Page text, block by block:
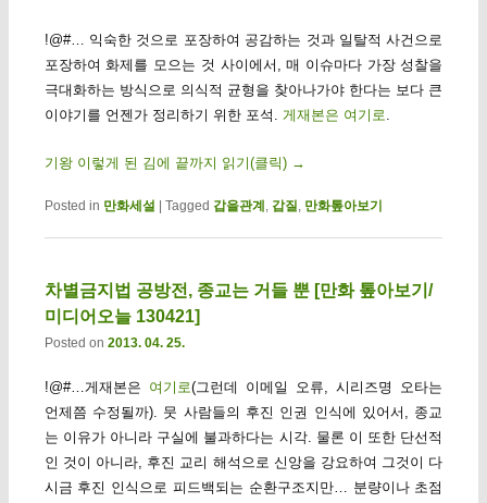
!@#… 익숙한 것으로 포장하여 공감하는 것과 일탈적 사건으로
포장하여 화제를 모으는 것 사이에서, 매 이슈마다 가장 성찰을
극대화하는 방식으로 의식적 균형을 찾아나가야 한다는 보다 큰
이야기를 언젠가 정리하기 위한 포석. 게재본은 여기로
기왕 이렇게 된 김에 끝까지 읽기(클릭) →
Posted in 만화세설 Tagged 갑을관계 , 갑질, 만화톺아보기
차별금지법 공방전, 종교는 거들 뿐 [만화 톺아보기/
미디어오늘 130421]
Posted on 2013. 04. 25.
!@#…게재본은 여기로(그런데 이메일 오류, 시리즈명 오타는
언제쯤 수정될까). 뭇 사람들의 후진 인권 인식에 있어서, 종교
는 이유가 아니라 구실에 불과하다는 시각. 물론 이 또한 단선적
인 것이 아니라, 후진 교리 해석으로 신앙을 강요하여 그것이 다
시금 후진 인식으로 피드백되는 순환구조지만… 분량이나 초점